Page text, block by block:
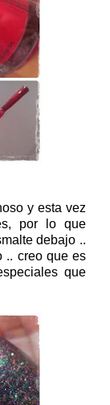
y esta vez
por lo que
debajo ..
.. creo que es
que